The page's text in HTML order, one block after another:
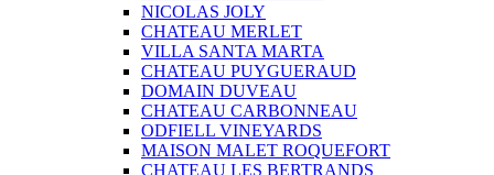
NICOLAS JOLY
CHATEAU MERLET
VILLA SANTA MARTA
CHATEAU PUYGUERAUD
DOMAIN DUVEAU
CHATEAU CARBONNEAU
ODFIELL VINEYARDS
MAISON MALET ROQUEFORT
CHATEAU LES BERTRANDS